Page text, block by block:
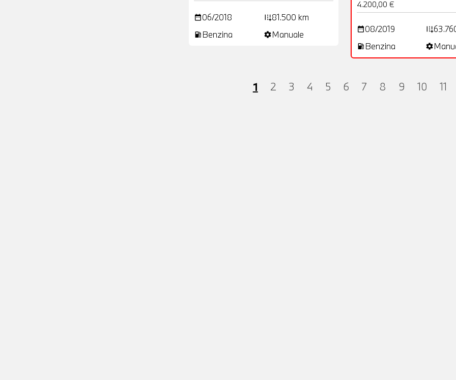
date_range06/2018 add_road81.500 km
local_gas_station Benzina settingsManuale
4.200,00 €
date_range08/2019 add_road
local_gas_station Benzina settings
1 2 3 4 5 6 7 8 9 10 11